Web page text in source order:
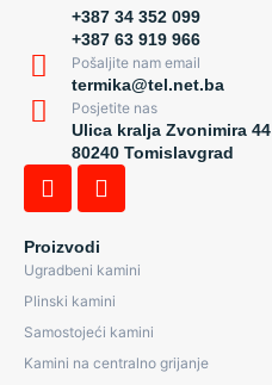
+387 34 352 099
+387 63 919 966
Pošaljite nam email
termika@tel.net.ba
Posjetite nas
Ulica kralja Zvonimira 44
80240 Tomislavgrad
Proizvodi
Ugradbeni kamini
Plinski kamini
Samostojeći kamini
Kamini na centralno grijanje